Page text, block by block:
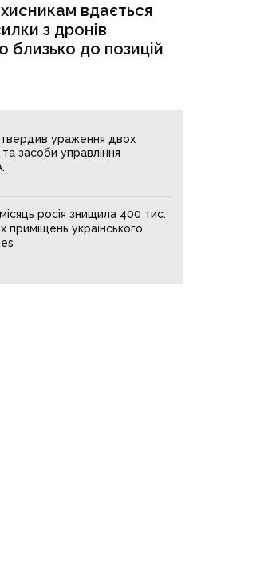
вдається
з дронів
близько до позицій
ураження двох
засоби управління
росія знищила 400 тис.
приміщень українського